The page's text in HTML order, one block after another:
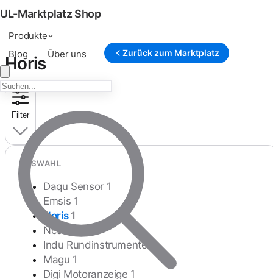
UL-Marktplatz Shop
Produkte
Blog
Über uns Zurück zum Marktplatz
Horis
Filter
AUSWAHL
Daqu Sensor 1
Emsis 1
Horis 1
Nesis
Indu Rundinstrumente
6
Magu 1
Digi Motoranzeige 1